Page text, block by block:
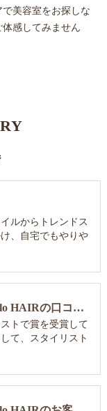
美容室をお探しな
感してみません
ルからトレンドス
、自宅でもやりや
香芝市の美容室･cielo HAIRの口コミ情報
トで賞を受賞して
て、スタイリスト